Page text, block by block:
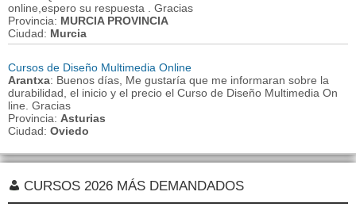
online,espero su respuesta . Gracias
Provincia: MURCIA PROVINCIA
Ciudad: Murcia
Cursos de Diseño Multimedia Online
Arantxa: Buenos días, Me gustaría que me informaran sobre la
durabilidad, el inicio y el precio el Curso de Diseño Multimedia On
line. Gracias
Provincia: Asturias
Ciudad: Oviedo
CURSOS 2026 MÁS DEMANDADOS